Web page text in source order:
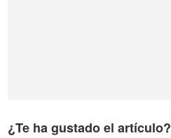
¿Te ha gustado el artículo?